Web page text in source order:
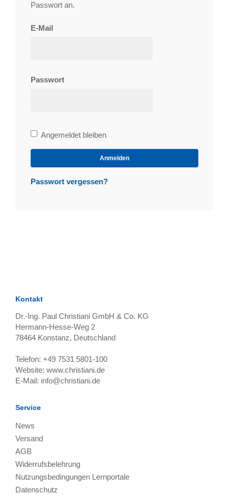
Passwort an.
E-Mail
Passwort
Bleibe
angemeldet
Angemeldet bleiben
Anmelden
Passwort vergessen?
Kontakt
Dr.-Ing. Paul Christiani GmbH & Co. KG
Hermann-Hesse-Weg 2
78464 Konstanz, Deutschland
Telefon: +49 7531 5801-100
Website: www.christiani.de
E-Mail: info@christiani.de
Service
News
Versand
AGB
Widerrufsbelehrung
Nutzungsbedingungen Lernportale
Datenschutz